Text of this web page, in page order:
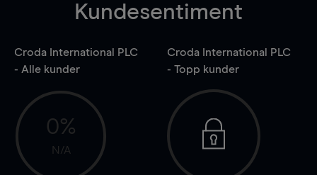
Kundesentiment
Croda International PLC
- Alle kunder
0%
N/A
Croda International PLC
- Topp kunder